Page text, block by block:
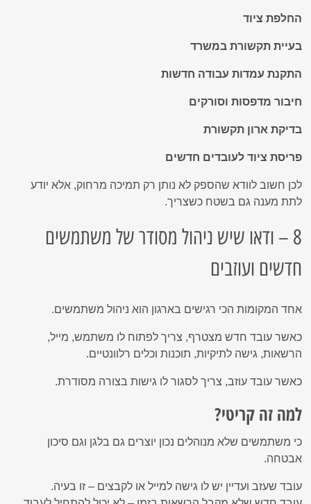
החלפת ציוד
בעיית תקשורת במשרד
התקנת עמדות עבודה חדשות
חיבור מדפסות וסורקים
בדיקת ארון תקשורת
פריסת ציוד לעובדים חדשים
לכן חשוב לוודא שהספק לא נותן רק תמיכה מרחוק, אלא יודע
לתת מענה גם בשטח כשצריך.
8 – ודאו שיש ניהול מסודר של משתמשים
חדשים ועוזבים
אחד המקומות הכי רגישים בארגון הוא ניהול משתמשים.
כאשר עובד חדש מצטרף, צריך לפתוח לו משתמש, מייל,
הרשאות, גישה לתיקיות, תוכנות וכלים רלוונטיים.
כאשר עובד עוזב, צריך לסגור לו גישות בצורה מסודרת.
למה זה קריטי?
כי משתמשים שלא מנוהלים נכון יוצרים גם בלגן וגם סיכון
אבטחה.
עובד שעזב ועדיין יש לו גישה למייל או לקבצים – זו בעיה.